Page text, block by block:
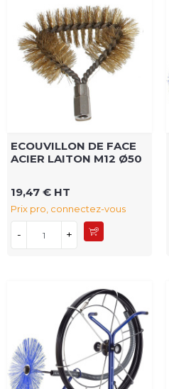
ECOUVILLON DE FACE
ACIER LAITON M12 Ø50
19,47 € HT
Prix pro, connectez-vous
- +